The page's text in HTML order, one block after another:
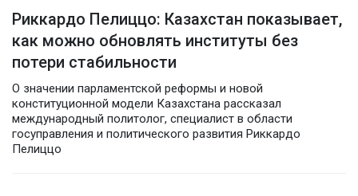
Риккардо Пелиццо: Казахстан показывает,
как можно обновлять институты без
потери стабильности
О значении парламентской реформы и новой
конституционной модели Казахстана рассказал
международный политолог, специалист в области
госуправления и политического развития Риккардо
Пелиццо